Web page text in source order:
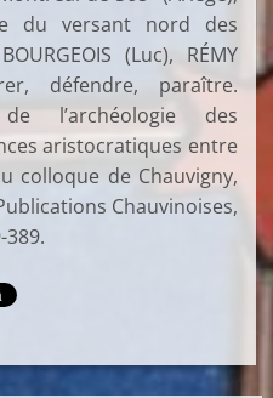
du versant nord des
(Luc), RÉMY
défendre, paraître.
l’archéologie des
aristocratiques entre
colloque de Chauvigny,
Chauvinoises,
389.